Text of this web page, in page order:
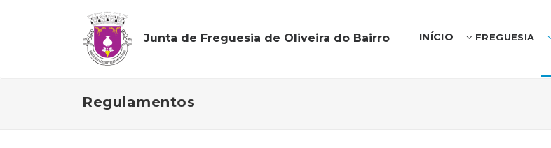
Junta de Freguesia de Oliveira do Bairro INÍCIO FREGUESIA
Regulamentos